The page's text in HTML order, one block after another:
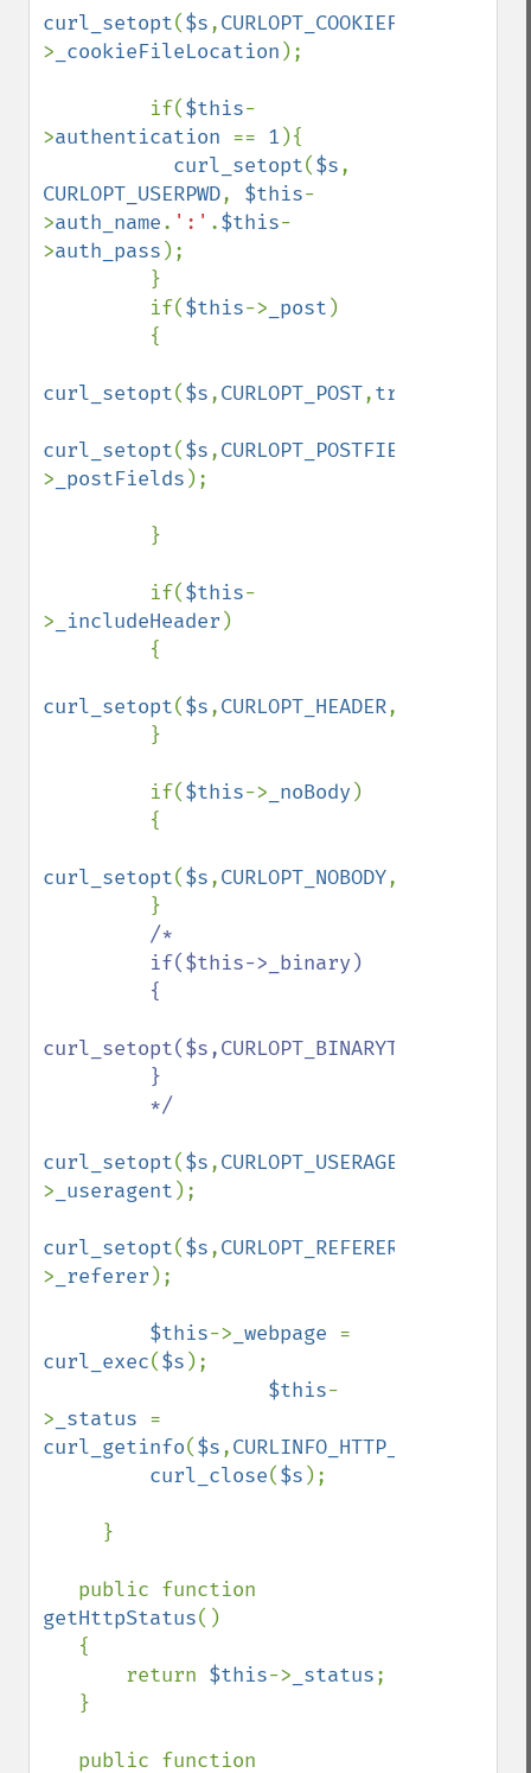
curl_setopt($s,CURLOPT_COOKIEFILE
> _cookieFileLocation );
         if(
$this-
>authentication == 1 ){
curl_setopt($s
CURLOPT_USERPWD, $this-
>auth_name. ':' .$this-
>auth_pass );
         if(
$this-> _post )
curl_setopt($s,CURLOPT_POST,true
curl_setopt($s,CURLOPT_POSTFIELDS
> _postFields );
         if(
$this-
> _includeHeader )
curl_setopt($s,CURLOPT_HEADER,
         if(
$this-> _noBody )
curl_setopt($s,CURLOPT_NOBODY,
/*
curl_setopt($s,CURLOPT_USERAGENT
> _useragent );
curl_setopt($s,CURLOPT_REFERER
> _referer );
$this-> _webpage
curl_exec($s );
$this-
> _status
curl_getinfo($s,CURLINFO_HTTP_CODE
curl_close($s );
getHttpStatus()
       return
$this-> _status;